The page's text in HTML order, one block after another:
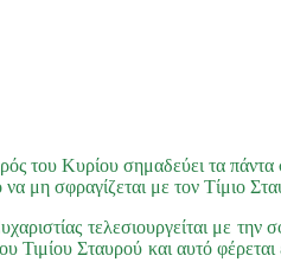
του Κυρίου σημαδεύει τα
μη σφραγίζεται με τον Τίμιο
τελεσιουργείται με
Τιμίου Σταυρού και αυτό